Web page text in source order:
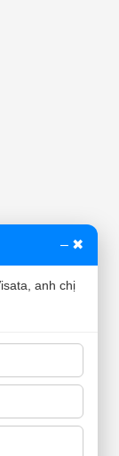
Quận 3, TPHCM
– ✖
anh chị